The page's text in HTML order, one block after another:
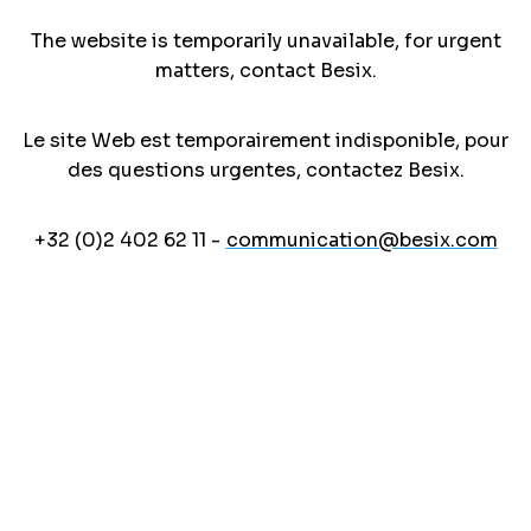
The website is temporarily unavailable, for urgent
matters, contact Besix.
Le site Web est temporairement indisponible, pour
des questions urgentes, contactez Besix.
+32 (0)2 402 62 11 - communication@besix.com